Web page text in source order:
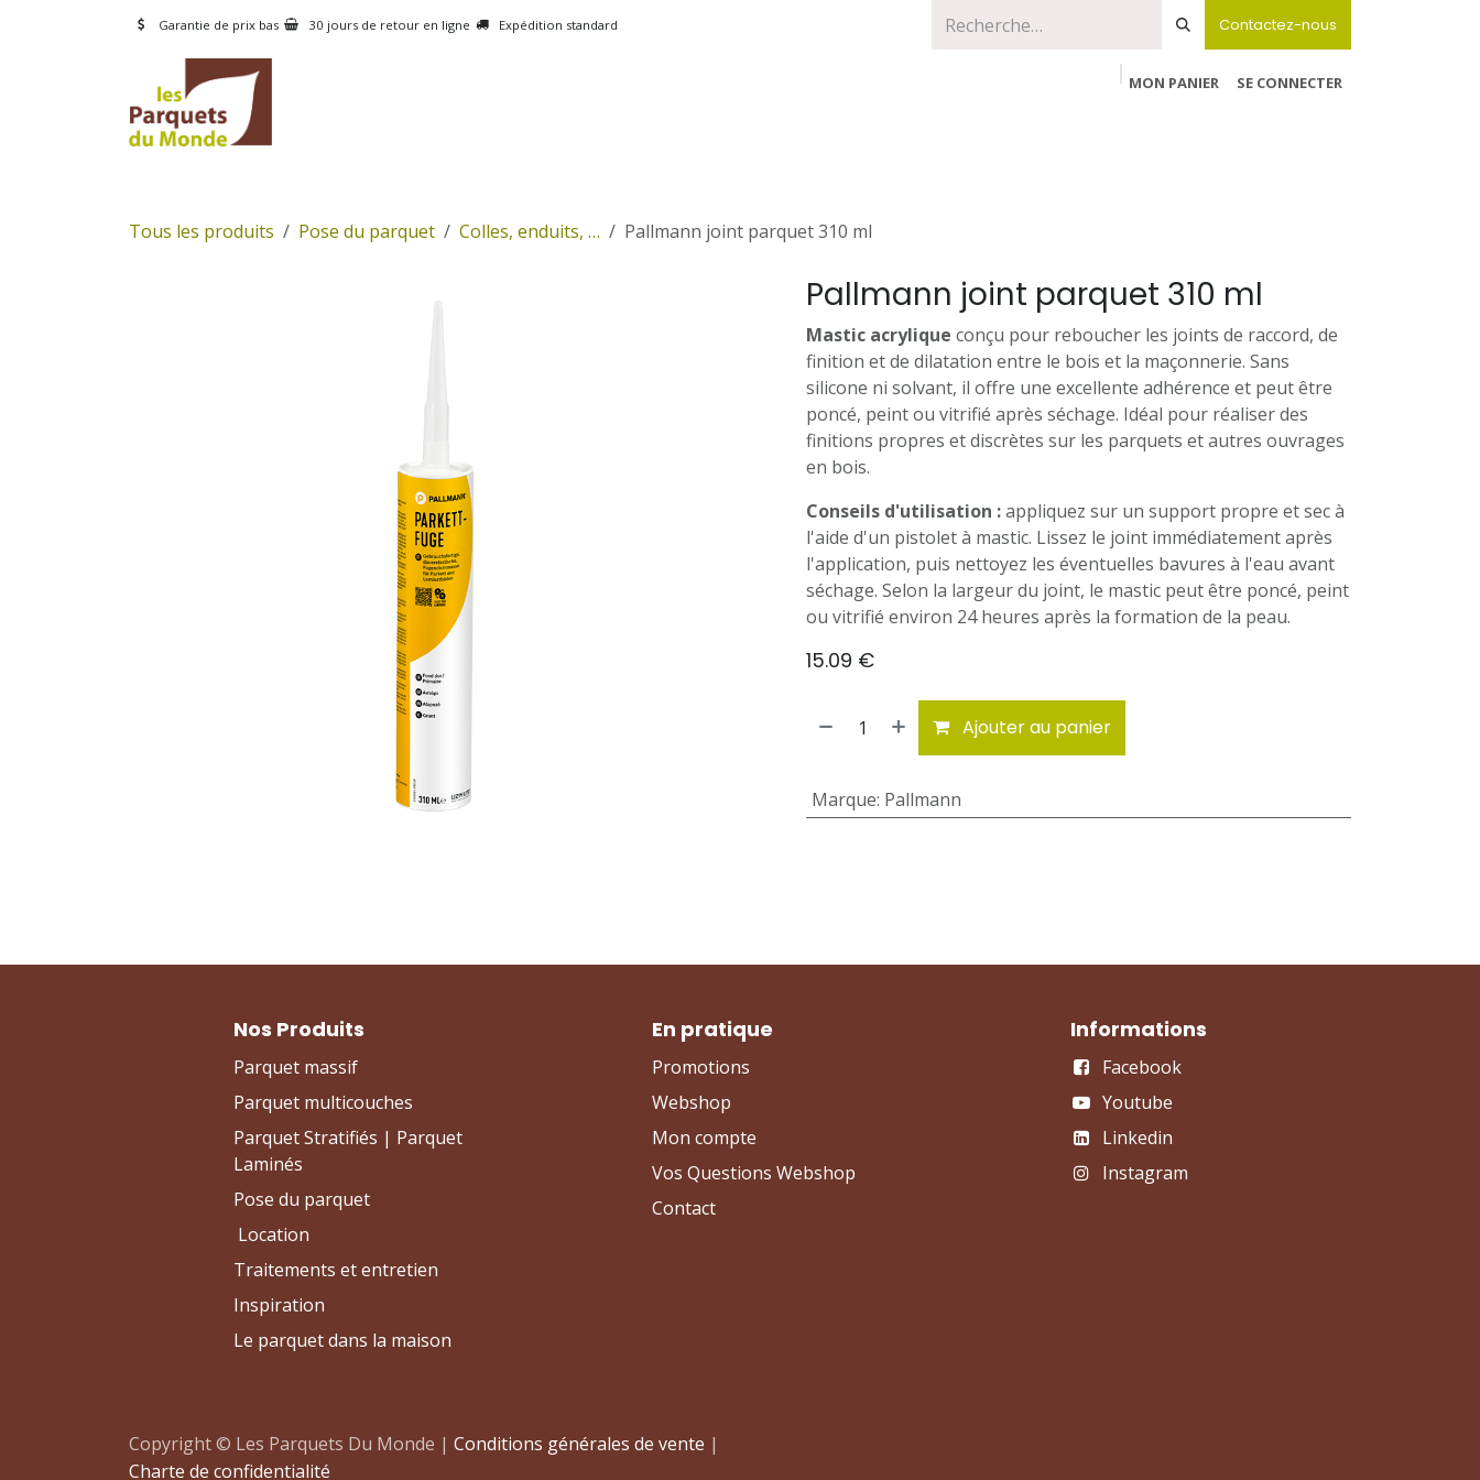
Se rendre au contenu
Garantie de prix bas 30 jours de retour en ligne Expédition standard Contactez-nous
MON PANIER
SE CONNECTER
Tous les produits Pose du parquet Colles, enduits, … Pallmann joint parquet 310 ml
Pallmann joint parquet 310 ml
Mastic acrylique conçu pour reboucher les joints de raccord, de
finition et de dilatation entre le bois et la maçonnerie. Sans
silicone ni solvant, il offre une excellente adhérence et peut être
poncé, peint ou vitrifié après séchage. Idéal pour réaliser des
finitions propres et discrètes sur les parquets et autres ouvrages
en bois.
Conseils d'utilisation :appliquez sur un support propre et sec à
l'aide d'un pistolet à mastic. Lissez le joint immédiatement après
l'application, puis nettoyez les éventuelles bavures à l'eau avant
séchage. Selon la largeur du joint, le mastic peut être poncé, peint
ou vitrifié environ 24 heures après la formation de la peau.
15.09 €
Ajouter au panier
Marque: Pallmann
Nos Produits
Parquet massif
Parquet multicouches
Parquet Stratifiés | Parquet
Laminés
Pose du parquet
Location
Traitements et entretien
Inspiration
Le parquet dans la maison
En pratique
Promotions
Webshop
Mon compte
Vos Questions Webshop
Contact
Informations
Facebook
Youtube
Linkedin
Instagram
Copyright © Les Parquets Du Monde | Conditions générales de vente |
Charte de confidentialité